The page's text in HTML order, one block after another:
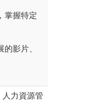
掌握特定
影片、
力資源管